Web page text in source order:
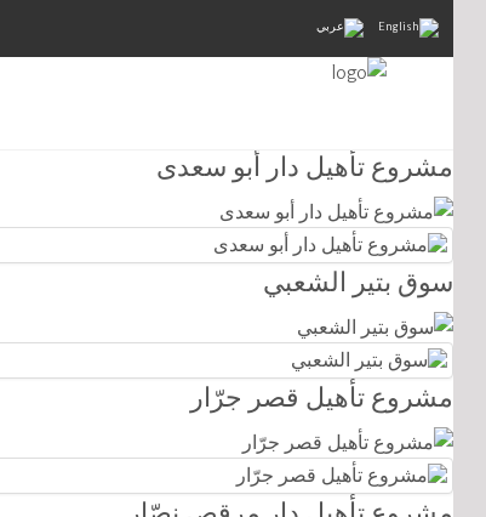
مشروع تأهيل دار حزبون-مركز حفظ
مشروع تأهيل دار أبو سعدى
سوق بتير الشعبي
مشروع تأهيل قصر جرّار